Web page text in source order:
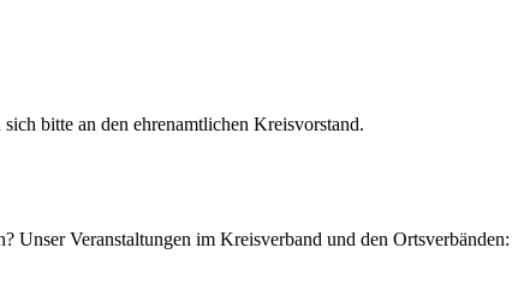
bitte an den ehrenamtlichen Kreisvorstand.
Unser Veranstaltungen im Kreisverband und den Ortsverbänden: